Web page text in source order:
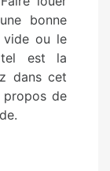
bonne
vide ou le
tel est la
dans cet
de